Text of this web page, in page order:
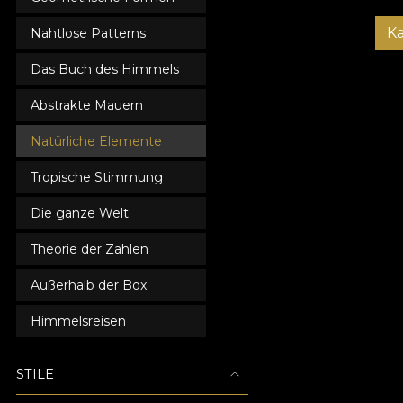
Nahtlose Patterns
Das Buch des Himmels
Abstrakte Mauern
Natürliche Elemente
Tropische Stimmung
Die ganze Welt
Theorie der Zahlen
Außerhalb der Box
Himmelsreisen
STILE